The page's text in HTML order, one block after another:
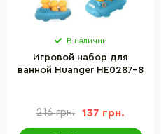
В наличии
Игровой набор для
ванной Huanger HE0287-8
216 грн. 137 грн.